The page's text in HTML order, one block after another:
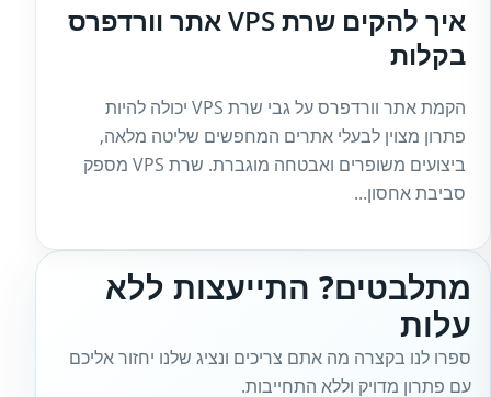
איך להקים שרת VPS אתר וורדפרס
בקלות
הקמת אתר וורדפרס על גבי שרת VPS יכולה להיות
פתרון מצוין לבעלי אתרים המחפשים שליטה מלאה,
ביצועים משופרים ואבטחה מוגברת. שרת VPS מספק
סביבת אחסון...
מתלבטים? התייעצות ללא
עלות
ספרו לנו בקצרה מה אתם צריכים ונציג שלנו יחזור אליכם
עם פתרון מדויק וללא התחייבות.